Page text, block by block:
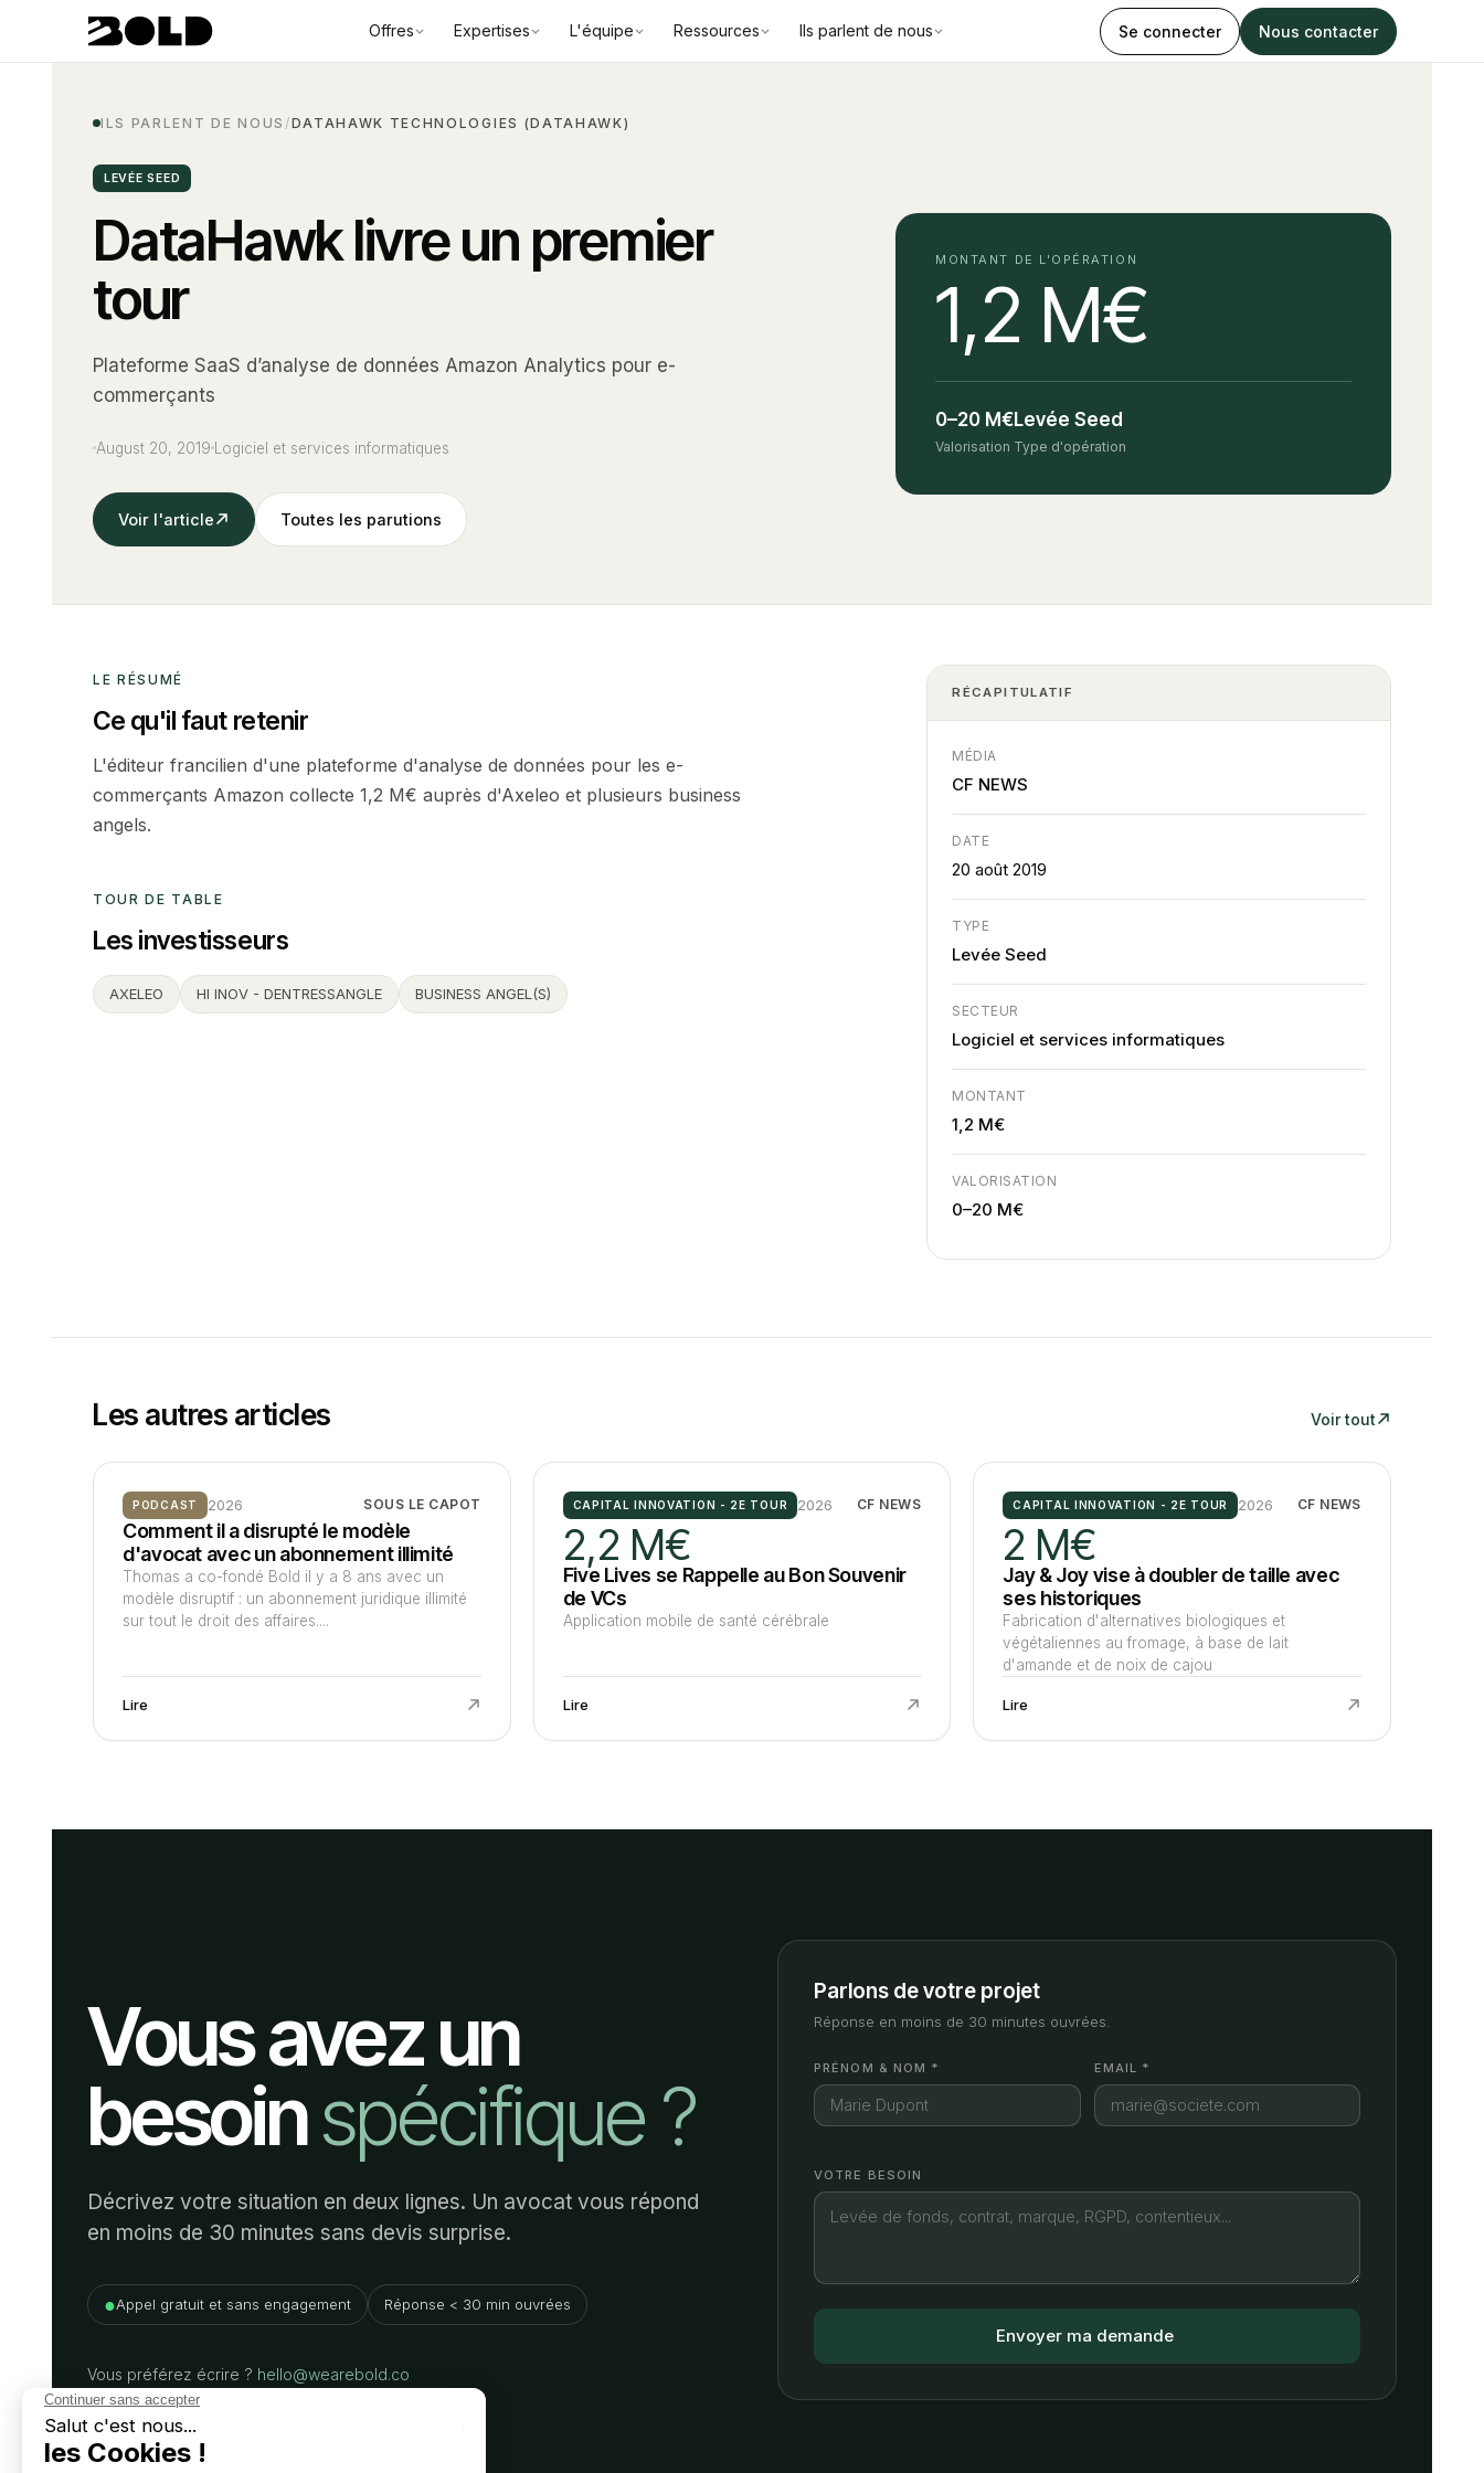
Offres Expertises L'équipe Ressources Ils parlent de nous Se connecter Nous contacter
ILS PARLENT DE NOUS /DATAHAWK TECHNOLOGIES (DATAHAWK)
LEVÉE SEED
DataHawk livre un premier
tour
Plateforme SaaS d’analyse de données Amazon Analytics pour e-
commerçants
August 20, 2019 Logiciel et services informatiques
Voir l'article Toutes les parutions
MONTANT DE L'OPÉRATION
1,2 M€
0–20 M€
Valorisation
Levée Seed
Type d'opération
LE RÉSUMÉ
Ce qu'il faut retenir
L'éditeur francilien d'une plateforme d'analyse de données pour les e-
commerçants Amazon collecte 1,2 M€ auprès d'Axeleo et plusieurs business
angels.
TOUR DE TABLE
Les investisseurs
AXELEO HI INOV - DENTRESSANGLE BUSINESS ANGEL(S)
RÉCAPITULATIF
MÉDIA
CF NEWS
DATE
20 août 2019
TYPE
Levée Seed
SECTEUR
Logiciel et services informatiques
MONTANT
1,2 M€
VALORISATION
0–20 M€
Les autres articles Voir tout
PODCAST 2026 SOUS LE CAPOT
Comment il a disrupté le modèle
d'avocat avec un abonnement illimité
Thomas a co-fondé Bold il y a 8 ans avec un
modèle disruptif : un abonnement juridique illimité
sur tout le droit des affaires....
Lire
CAPITAL INNOVATION - 2E TOUR 2026 CF NEWS
2,2 M€
Five Lives se Rappelle au Bon Souvenir
de VCs
Application mobile de santé cérébrale
Lire
CAPITAL INNOVATION - 2E TOUR 2026 CF NEWS
2 M€
Jay & Joy vise à doubler de taille avec
ses historiques
Fabrication d'alternatives biologiques et
végétaliennes au fromage, à base de lait
d'amande et de noix de cajou
Lire
Vous avez un
besoinspécifique ?
Décrivez votre situation en deux lignes. Un avocat vous répond
en moins de 30 minutes sans devis surprise.
●Appel gratuit et sans engagement Réponse < 30 min ouvrées
Vous préférez écrire ? hello@wearebold.co
Parlons de votre projet
Réponse en moins de 30 minutes ouvrées.
PRÉNOM & NOM * EMAIL *
VOTRE BESOIN